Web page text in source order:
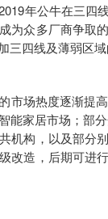
年公牛在三
为众多厂商争取
三四线及薄弱区
市场热度逐渐提
能家居市场；部
机构，以及部分
改造，后期可进